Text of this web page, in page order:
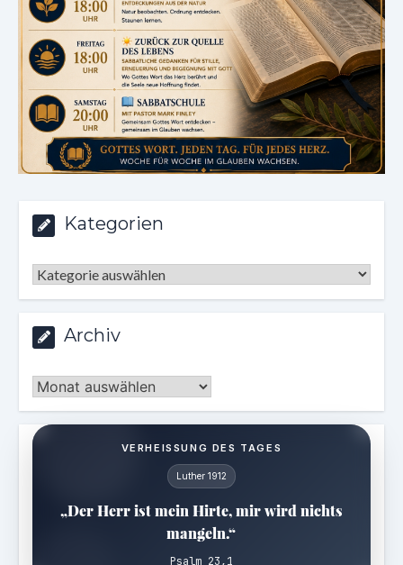
Kategorien
Kategorien
Archiv
Archiv
VERHEISSUNG DES TAGES
Luther 1912
„Der Herr ist mein Hirte, mir wird nichts
mangeln.“
Psalm 23,1